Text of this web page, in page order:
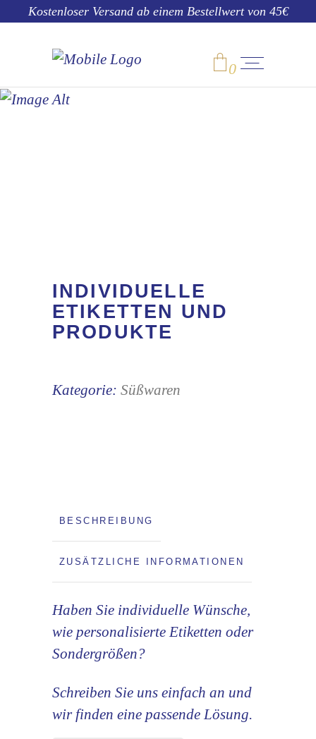
Kostenloser Versand ab einem Bestellwert von 45€
0
INDIVIDUELLE
ETIKETTEN UND
PRODUKTE
Kategorie: Süßwaren
BESCHREIBUNG
ZUSÄTZLICHE INFORMATIONEN
Haben Sie individuelle Wünsche,
wie personalisierte Etiketten oder
Sondergrößen?
Schreiben Sie uns einfach an und
wir finden eine passende Lösung.